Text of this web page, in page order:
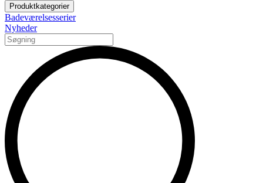
Produktkategorier
Badeværelsesserier
Nyheder